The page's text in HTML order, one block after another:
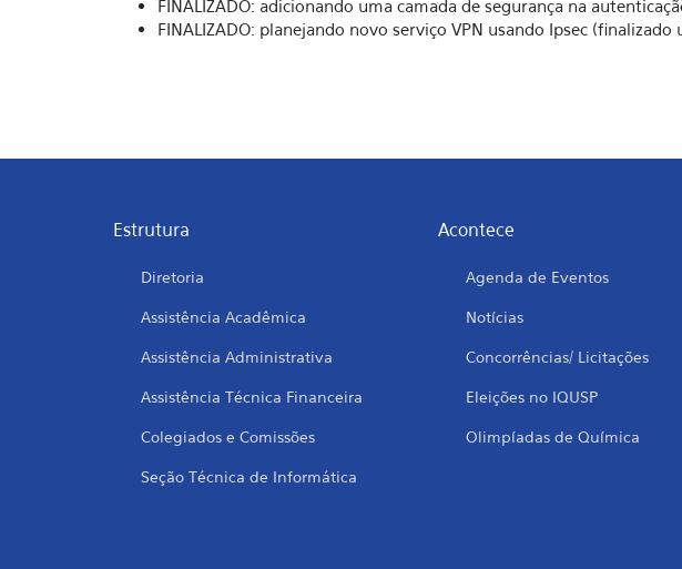
FINALIZADO: adicionando uma camada de segurança na
FINALIZADO: planejando novo serviço VPN usando Ipsec (finalizado
Estrutura
Diretoria
Assistência Acadêmica
Assistência Administrativa
Assistência Técnica Financeira
Colegiados e Comissões
Seção Técnica de Informática
Acontece
Agenda de Eventos
Notícias
Concorrências/ Licitações
Eleições no IQUSP
Olimpíadas de Química